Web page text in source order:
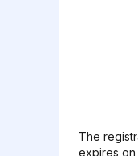
The
expires on